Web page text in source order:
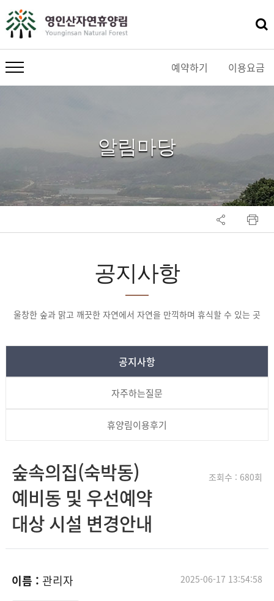
예약하기 이용요금
메뉴 열기
알림마당
공지사항
울창한 숲과 맑고 깨끗한 자연에서 자연을 만끽하며 휴식할 수 있는 곳
공지사항
자주하는질문
휴양림이용후기
숲속의집(숙박동)
예비동 및 우선예약
대상 시설 변경안내
조회수 : 680회
이름 : 관리자 2025-06-17 13:54:58